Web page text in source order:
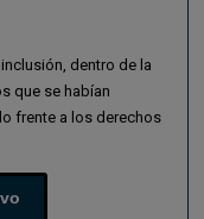
dentro de la
que se habían
frente a los derechos